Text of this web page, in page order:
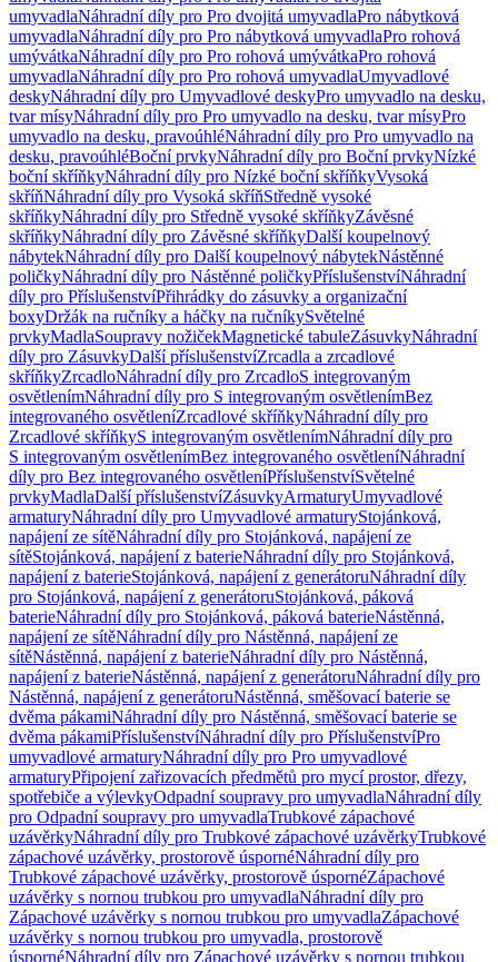
umyvadlaNáhradní díly pro Pro dvojitá umyvadlaPro nábytková
umyvadlaNáhradní díly pro Pro nábytková umyvadlaPro rohová
umývátkaNáhradní díly pro Pro rohová umývátkaPro rohová
umyvadlaNáhradní díly pro Pro rohová umyvadlaUmyvadlové
deskyNáhradní díly pro Umyvadlové deskyPro umyvadlo na desku,
tvar mísyNáhradní díly pro Pro umyvadlo na desku, tvar mísyPro
umyvadlo na desku, pravoúhléNáhradní díly pro Pro umyvadlo na
desku, pravoúhléBoční prvkyNáhradní díly pro Boční prvkyNízké
boční skříňkyNáhradní díly pro Nízké boční skříňkyVysoká
skříňNáhradní díly pro Vysoká skříňStředně vysoké
skříňkyNáhradní díly pro Středně vysoké skříňkyZávěsné
skříňkyNáhradní díly pro Závěsné skříňkyDalší koupelnový
nábytekNáhradní díly pro Další koupelnový nábytekNástěnné
poličkyNáhradní díly pro Nástěnné poličkyPříslušenstvíNáhradní
díly pro PříslušenstvíPřihrádky do zásuvky a organizační
boxyDržák na ručníky a háčky na ručníkySvětelné
prvkyMadlaSoupravy nožičekMagnetické tabuleZásuvkyNáhradní
díly pro ZásuvkyDalší příslušenstvíZrcadla a zrcadlové
skříňkyZrcadloNáhradní díly pro ZrcadloS integrovaným
osvětlenímNáhradní díly pro S integrovaným osvětlenímBez
integrovaného osvětleníZrcadlové skříňkyNáhradní díly pro
Zrcadlové skříňkyS integrovaným osvětlenímNáhradní díly pro
S integrovaným osvětlenímBez integrovaného osvětleníNáhradní
díly pro Bez integrovaného osvětleníPříslušenstvíSvětelné
prvkyMadlaDalší příslušenstvíZásuvkyArmaturyUmyvadlové
armaturyNáhradní díly pro Umyvadlové armaturyStojánková,
napájení ze sítěNáhradní díly pro Stojánková, napájení ze
sítěStojánková, napájení z baterieNáhradní díly pro Stojánková,
napájení z baterieStojánková, napájení z generátoruNáhradní díly
pro Stojánková, napájení z generátoruStojánková, páková
baterieNáhradní díly pro Stojánková, páková baterieNástěnná,
napájení ze sítěNáhradní díly pro Nástěnná, napájení ze
sítěNástěnná, napájení z baterieNáhradní díly pro Nástěnná,
napájení z baterieNástěnná, napájení z generátoruNáhradní díly pro
Nástěnná, napájení z generátoruNástěnná, směšovací baterie se
dvěma pákamiNáhradní díly pro Nástěnná, směšovací baterie se
dvěma pákamiPříslušenstvíNáhradní díly pro PříslušenstvíPro
umyvadlové armaturyNáhradní díly pro Pro umyvadlové
armaturyPřipojení zařizovacích předmětů pro mycí prostor, dřezy,
spotřebiče a výlevkyOdpadní soupravy pro umyvadlaNáhradní díly
pro Odpadní soupravy pro umyvadlaTrubkové zápachové
uzávěrkyNáhradní díly pro Trubkové zápachové uzávěrkyTrubkové
zápachové uzávěrky, prostorově úspornéNáhradní díly pro
Trubkové zápachové uzávěrky, prostorově úspornéZápachové
uzávěrky s nornou trubkou pro umyvadlaNáhradní díly pro
Zápachové uzávěrky s nornou trubkou pro umyvadlaZápachové
uzávěrky s nornou trubkou pro umyvadla, prostorově
úspornéNáhradní díly pro Zápachové uzávěrky s nornou trubkou